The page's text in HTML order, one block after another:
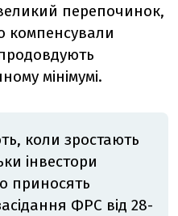
перепочинок,
компенсували
мінімумі.
коли зростають
інвестори
приносять
ФРС від 28-